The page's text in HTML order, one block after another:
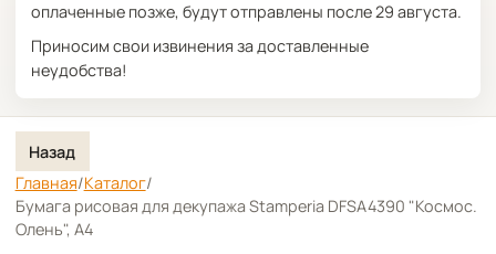
оплаченные позже, будут отправлены после 29 августа.
Приносим свои извинения за доставленные
неудобства!
Назад
Главная/Каталог/
Бумага рисовая для декупажа Stamperia DFSA4390 "Космос.
Олень", А4